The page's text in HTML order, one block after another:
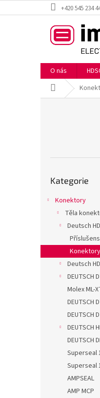
na
+420 545 234
O nás
Domů
l
kategorie
Kategorie
Konektory
Těla
Deutsch
Deutsch
DEUTSCH
Molex ML-
DEUTSCH
DEUTSCH
DEUTSCH
DEUTSCH
Superseal
Superseal
AMPSEAL
AMP MCP